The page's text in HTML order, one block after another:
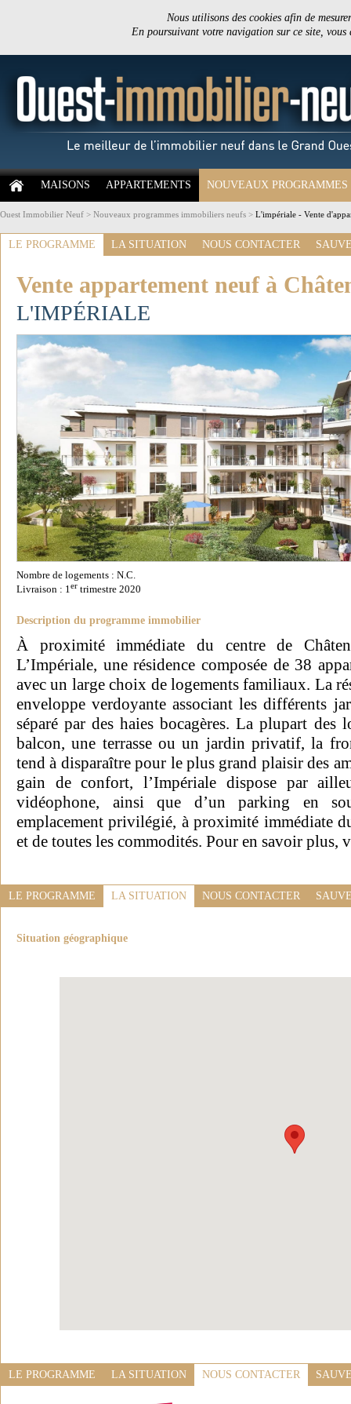
Nous utilisons des cookies afin de
En poursuivant votre navigation sur ce site,
MAISONS APPARTEMENTS NOUVEAUX PROGRAMMES
Ouest Immobilier Neuf > Nouveaux programmes immobiliers neufs > L'impériale - Vente
LE PROGRAMME LA SITUATION NOUS CONTACTER
Vente appartement neuf à
L'IMPÉRIALE
Nombre de logements : N.C.
Livraison : 1er trimestre 2020
Description du programme immobilier
À proximité immédiate du centre de
L’Impériale, une résidence composée de 38
avec un large choix de logements familiaux. La
enveloppe verdoyante associant les différents
séparé par des haies bocagères. La plupart des
balcon, une terrasse ou un jardin privatif, la
tend à disparaître pour le plus grand plaisir des
gain de confort, l’Impériale dispose par
vidéophone, ainsi que d’un parking en
emplacement privilégié, à proximité immédiate
et de toutes les commodités. Pour en savoir plus,
LE PROGRAMME LA SITUATION NOUS CONTACTER
Situation géographique
LE PROGRAMME LA SITUATION NOUS CONTACTER